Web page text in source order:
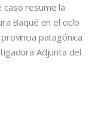
resume la
Baqué en el ciclo
patagónica
Adjunta del